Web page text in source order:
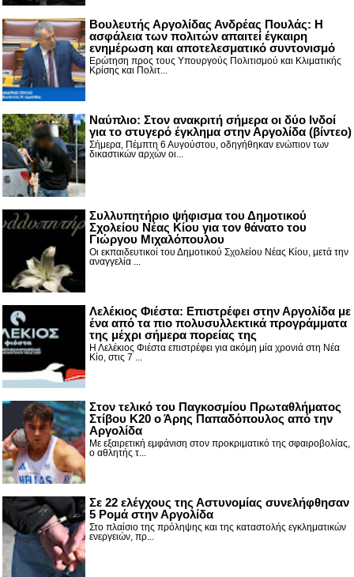
Βουλευτής Αργολίδας Ανδρέας Πουλάς: Η
ασφάλεια των πολιτών απαιτεί έγκαιρη
ενημέρωση και αποτελεσματικό συντονισμό
Ερώτηση προς τους Υπουργούς Πολιτισμού και Κλιματικής
Κρίσης και Πολιτ...
Nαύπλιο: Στον ανακριτή σήμερα οι δύο Ινδοί
για το στυγερό έγκλημα στην Αργολίδα (βίντεο)
Σήμερα, Πέμπτη 6 Αυγούστου, οδηγήθηκαν ενώπιον των
δικαστικών αρχών οι...
Συλλυπητήριο ψήφισμα του Δημοτικού
Σχολείου Νέας Κίου για τον θάνατο του
Γιώργου Μιχαλόπουλου
Οι εκπαιδευτικοί του Δημοτικού Σχολείου Νέας Κίου, μετά την
αναγγελία ...
Λελέκιος Φιέστα: Επιστρέφει στην Αργολίδα με
ένα από τα πιο πολυσυλλεκτικά προγράμματα
της μέχρι σήμερα πορείας της
Η Λελέκιος Φιέστα επιστρέφει για ακόμη μία χρονιά στη Νέα
Κίο, στις 7 ...
Στον τελικό του Παγκοσμίου Πρωταθλήματος
Στίβου Κ20 ο Άρης Παπαδόπουλος από την
Αργολίδα
Με εξαιρετική εμφάνιση στον προκριματικό της σφαιροβολίας,
ο αθλητής τ...
Σε 22 ελέγχους της Αστυνομίας συνελήφθησαν
5 Ρομά στην Αργολίδα
Στο πλαίσιο της πρόληψης και της καταστολής εγκληματικών
ενεργειών, πρ...